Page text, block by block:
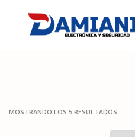
especiales
MOSTRANDO LOS 5 RESULTADOS